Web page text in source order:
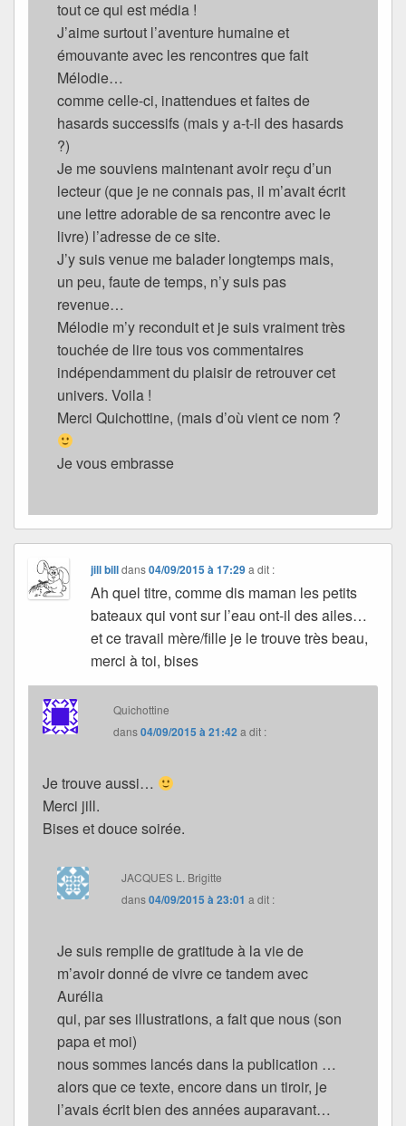
tout ce qui est média !
J’aime surtout l’aventure humaine et
émouvante avec les rencontres que fait
Mélodie…
comme celle-ci, inattendues et faites de
hasards successifs (mais y a-t-il des hasards
?)
Je me souviens maintenant avoir reçu d’un
lecteur (que je ne connais pas, il m’avait écrit
une lettre adorable de sa rencontre avec le
livre) l’adresse de ce site.
J’y suis venue me balader longtemps mais,
un peu, faute de temps, n’y suis pas
revenue…
Mélodie m’y reconduit et je suis vraiment très
touchée de lire tous vos commentaires
indépendamment du plaisir de retrouver cet
univers. Voila !
Merci Quichottine, (mais d’où vient ce nom ?
Je vous embrasse
jill billdans04/09/2015 à 17:29 a dit :
Ah quel titre, comme dis maman les petits
bateaux qui vont sur l’eau ont-il des ailes…
et ce travail mère/fille je le trouve très beau,
merci à toi, bises
Quichottine
dans04/09/2015 à 21:42 a dit :
Je trouve aussi…
Merci jill.
Bises et douce soirée.
JACQUES L. Brigitte
dans04/09/2015 à 23:01 a dit :
Je suis remplie de gratitude à la vie de
m’avoir donné de vivre ce tandem avec
Aurélia
qui, par ses illustrations, a fait que nous (son
papa et moi)
nous sommes lancés dans la publication …
alors que ce texte, encore dans un tiroir, je
l’avais écrit bien des années auparavant…